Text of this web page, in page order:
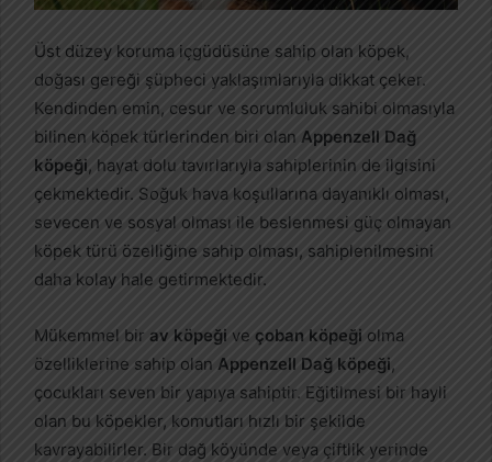
Üst düzey koruma içgüdüsüne sahip olan köpek,
doğası gereği şüpheci yaklaşımlarıyla dikkat çeker.
Kendinden emin, cesur ve sorumluluk sahibi olmasıyla
bilinen köpek türlerinden biri olan Appenzell Dağ
köpeği, hayat dolu tavırlarıyla sahiplerinin de ilgisini
çekmektedir. Soğuk hava koşullarına dayanıklı olması,
sevecen ve sosyal olması ile beslenmesi güç olmayan
köpek türü özelliğine sahip olması, sahiplenilmesini
daha kolay hale getirmektedir.
Mükemmel bir av köpeği ve çoban köpeği olma
özelliklerine sahip olan Appenzell Dağ köpeği,
çocukları seven bir yapıya sahiptir. Eğitilmesi bir hayli
olan bu köpekler, komutları hızlı bir şekilde
kavrayabilirler. Bir dağ köyünde veya çiftlik yerinde